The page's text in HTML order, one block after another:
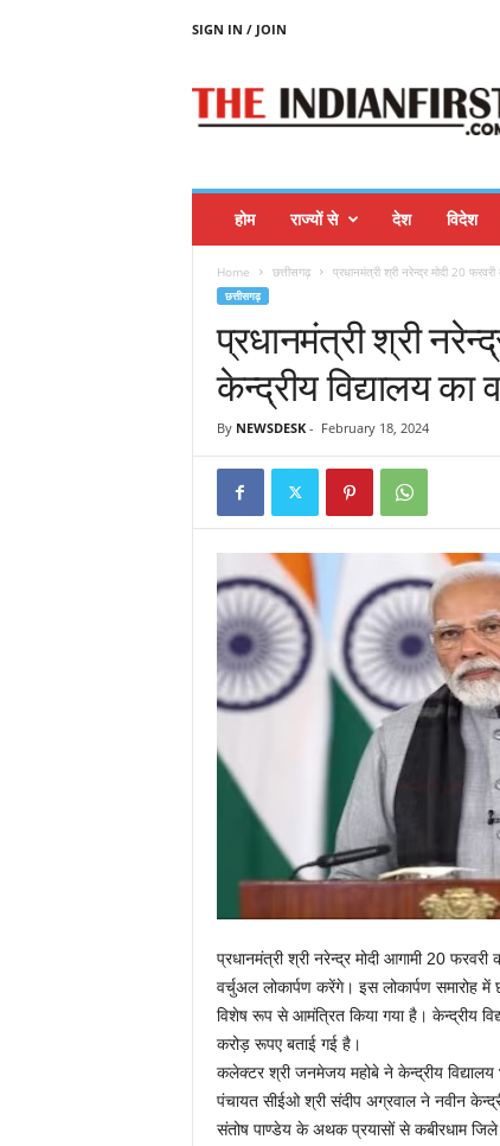
SIGN IN / JOIN
होम राज्यों से देश विदेश
Home छत्तीसगढ़ प्रधानमंत्री श्री नरेन्द्र मोदी 20
छत्तीसगढ़
प्रधानमंत्री श्री
केन्द्रीय विद्यालय का
By NEWSDESK- February 18, 2024
प्रधानमंत्री श्री नरेन्द्र मोदी आगामी 20
वर्चुअल लोकार्पण करेंगे। इस लोकार्पण समारोह
विशेष रूप से आमंत्रित किया गया है। केन्द्रीय
करोड़ रूपए बताई गई है।
कलेक्टर श्री जनमेजय महोबे ने केन्द्रीय
पंचायत सीईओ श्री संदीप अग्रवाल ने नवीन
संतोष पाण्डेय के अथक प्रयासों से कबीरधाम जिले